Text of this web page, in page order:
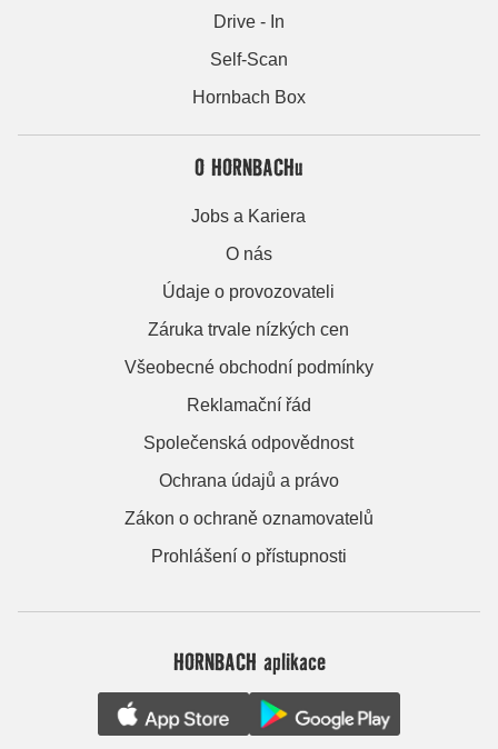
Drive - In
Self-Scan
Hornbach Box
O HORNBACHu
Jobs a Kariera
O nás
Údaje o provozovateli
Záruka trvale nízkých cen
Všeobecné obchodní podmínky
Reklamační řád
Společenská odpovědnost
Ochrana údajů a právo
Zákon o ochraně oznamovatelů
Prohlášení o přístupnosti
HORNBACH aplikace